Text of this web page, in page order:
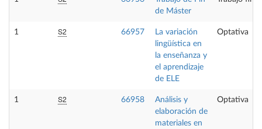
de Máster
1 S2 66957
La variación
lingüística en
la enseñanza y
el aprendizaje
de ELE
Optativa
1 S2 66958
Análisis y
elaboración de
materiales en
Optativa